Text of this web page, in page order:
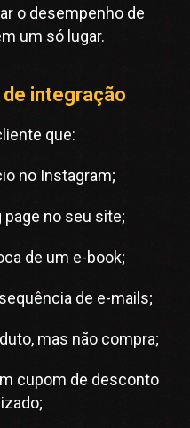
o desempenho de
um só lugar.
integração
que:
no Instagram;
page no seu site;
de um e-book;
de e-mails;
mas não compra;
cupom de desconto